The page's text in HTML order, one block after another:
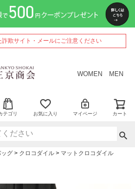
欺サイト・メールにご注意ください
WOMEN MEN
テゴリ お気に入り マイページ カート
グ クロコダイル
マットクロコダイル